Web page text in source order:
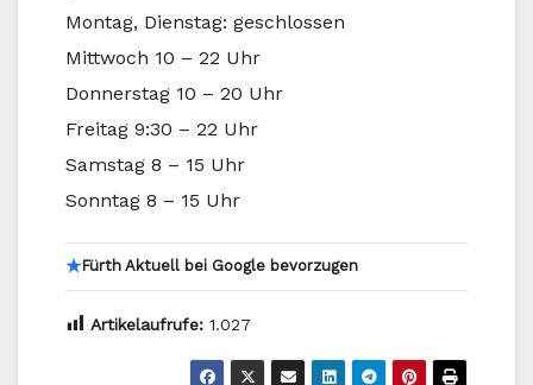
Montag, Dienstag: geschlossen
Mittwoch 10 – 22 Uhr
Donnerstag 10 – 20 Uhr
Freitag 9:30 – 22 Uhr
Samstag 8 – 15 Uhr
Sonntag 8 – 15 Uhr
★Fürth Aktuell bei Google bevorzugen
Artikelaufrufe: 1.027